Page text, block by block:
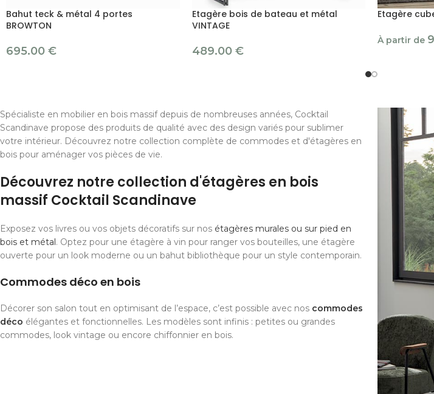
Bahut teck & métal 4 portes
BROWTON
695.00 €
Etagère bois de bateau et métal
VINTAGE
489.00 €
Etagère
À partir de
Spécialiste en mobilier en bois massif depuis de nombreuses années, Cocktail
Scandinave propose des produits de qualité avec des design variés pour sublimer
votre intérieur. Découvrez notre collection complète de commodes et d'étagères en
bois pour aménager vos pièces de vie.
Découvrez notre collection d'étagères en bois
massif Cocktail Scandinave
Exposez vos livres ou vos objets décoratifs sur nos étagères murales ou sur pied en
bois et métal. Optez pour une étagère à vin pour ranger vos bouteilles, une étagère
ouverte pour un look moderne ou un bahut bibliothèque pour un style contemporain.
Commodes déco en bois
Décorer son salon tout en optimisant de l’espace, c’est possible avec nos commodes
déco élégantes et fonctionnelles. Les modèles sont infinis : petites ou grandes
commodes, look vintage ou encore chiffonnier en bois.